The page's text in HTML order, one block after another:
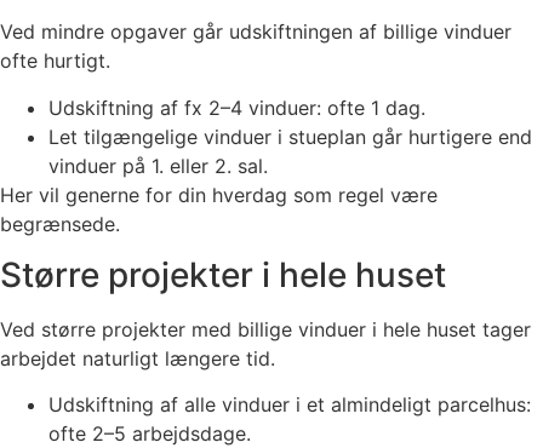
Ved mindre opgaver går udskiftningen af billige vinduer
ofte hurtigt.
Udskiftning af fx 2–4 vinduer: ofte 1 dag.
Let tilgængelige vinduer i stueplan går hurtigere end
vinduer på 1. eller 2. sal.
Her vil generne for din hverdag som regel være
begrænsede.
Større projekter i hele huset
Ved større projekter med billige vinduer i hele huset tager
arbejdet naturligt længere tid.
Udskiftning af alle vinduer i et almindeligt parcelhus:
ofte 2–5 arbejdsdage.